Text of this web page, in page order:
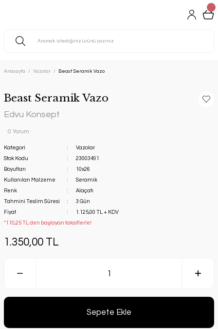
Anasayfa Vazolar Beast Seramik Vazo
Beast Seramik Vazo
Edvu Konsept
0 Yorum
Kategori
Vazolar
Stok Kodu
23003491
Boyutları
10x26
Kullanılan Malzeme
Seramik
Renk
Alaçatı
Tahmini Teslim Süresi
3 Gün
Fiyat
1.125,00 TL + KDV
*110,25 TL den başlayan taksitlerle!
1.350,00 TL
Sepete Ekle